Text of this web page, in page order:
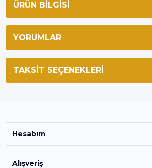
ÜRÜN BILGISI
YORUMLAR
TAKSIT SEÇENEKLERI
Hesabım
Alışveriş